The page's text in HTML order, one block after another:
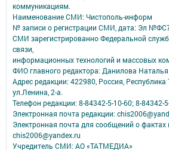
коммуникациям.
Наименование СМИ: Чистополь-информ
№ записи о регистрации СМИ, дата: Эл
СМИ зарегистрированно Федеральной
связи,
информационных технологий и массовых
ФИО главного редактора: Данилова
Адрес редакции: 422980, Россия, Республика
ул.Ленина, 2-а.
Телефон редакции: 8-84342-5-10-60; 8-
Электронная почта редакции:
Электронная почта для сообщений о фактах
chis2006@yandex.ru
Учредитель СМИ: АО «ТАТМЕДИА»